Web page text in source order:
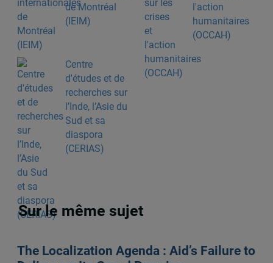
de Montréal
(IEIM)
l'action
humanitaires
(OCCAH)
Centre
d'études et de
recherches sur
l’Inde, l’Asie du
Sud et sa
diaspora
(CERIAS)
Sur le même sujet
The Localization Agenda : Aid’s Failure to